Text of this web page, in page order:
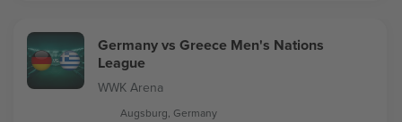
Germany vs Greece Men's Nations
League
WWK Arena
Augsburg, Germany